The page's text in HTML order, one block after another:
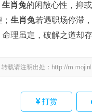
生肖兔的闲散心性，抑或
生肖兔若遇职场停滞
理虽定，破解之道却存
载请注明出处： http://
打赏